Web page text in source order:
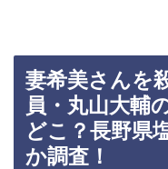
妻希美さんを
員・丸山大輔
どこ？長野県
か調査！